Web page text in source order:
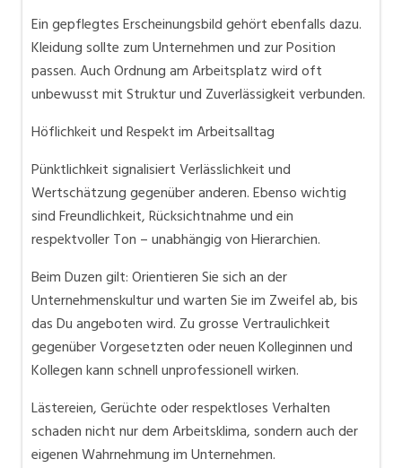
Ein gepflegtes Erscheinungsbild gehört ebenfalls dazu.
Kleidung sollte zum Unternehmen und zur Position
passen. Auch Ordnung am Arbeitsplatz wird oft
unbewusst mit Struktur und Zuverlässigkeit verbunden.
Höflichkeit und Respekt im Arbeitsalltag
Pünktlichkeit signalisiert Verlässlichkeit und
Wertschätzung gegenüber anderen. Ebenso wichtig
sind Freundlichkeit, Rücksichtnahme und ein
respektvoller Ton – unabhängig von Hierarchien.
Beim Duzen gilt: Orientieren Sie sich an der
Unternehmenskultur und warten Sie im Zweifel ab, bis
das Du angeboten wird. Zu grosse Vertraulichkeit
gegenüber Vorgesetzten oder neuen Kolleginnen und
Kollegen kann schnell unprofessionell wirken.
Lästereien, Gerüchte oder respektloses Verhalten
schaden nicht nur dem Arbeitsklima, sondern auch der
eigenen Wahrnehmung im Unternehmen.